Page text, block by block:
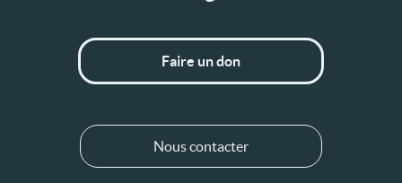
Faire un don
Nous contacter